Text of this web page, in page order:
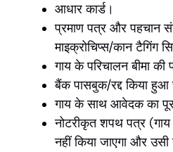
आधार कार्ड।
प्रमाण पत्र और पहचान
माइक्रोचिप्स/कान टैगिंग
गाय के परिचालन बीमा की
बैंक पासबुक/रद्द किया
गाय के साथ आवेदक का
नोटरीकृत शपथ पत्र
नहीं किया जाएगा और